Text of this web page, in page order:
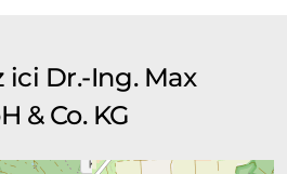
Dr.-Ing. Max
& Co. KG